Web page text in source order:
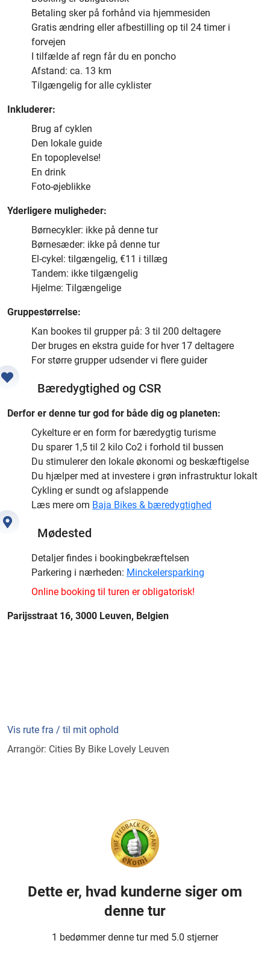
Betaling sker på forhånd via hjemmesiden
Gratis ændring eller afbestilling op til 24 timer i
forvejen
I tilfælde af regn får du en poncho
Afstand: ca. 13 km
Tilgængelig for alle cyklister
Inkluderer:
Brug af cyklen
Den lokale guide
En topoplevelse!
En drink
Foto-øjeblikke
Yderligere muligheder:
Børnecykler: ikke på denne tur
Børnesæder: ikke på denne tur
El-cykel: tilgængelig, €11 i tillæg
Tandem: ikke tilgængelig
Hjelme: Tilgængelige
Gruppestørrelse:
Kan bookes til grupper på: 3 til 200 deltagere
Der bruges en ekstra guide for hver 17 deltagere
For større grupper udsender vi flere guider
Bæredygtighed og CSR
Derfor er denne tur god for både dig og planeten:
Cykelture er en form for bæredygtig turisme
Du sparer 1,5 til 2 kilo Co2 i forhold til bussen
Du stimulerer den lokale økonomi og beskæftigelse
Du hjælper med at investere i grøn infrastruktur lokalt
Cykling er sundt og afslappende
Læs mere om Baja Bikes & bæredygtighed
Mødested
Detaljer findes i bookingbekræftelsen
Parkering i nærheden: Minckelersparking
Online booking til turen er obligatorisk!
Parijsstraat 16, 3000 Leuven, Belgien
Vis rute fra / til mit ophold
Arrangör: Cities By Bike Lovely Leuven
Dette er, hvad kunderne siger om
denne tur
1 bedømmer denne tur med 5.0 stjerner